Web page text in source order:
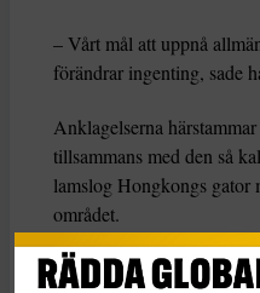
– Vårt mål att uppnå
förändrar ingenting, sade
Anklagelserna
tillsammans med den så
lamslog Hongkongs gator
området.
KATEGORI